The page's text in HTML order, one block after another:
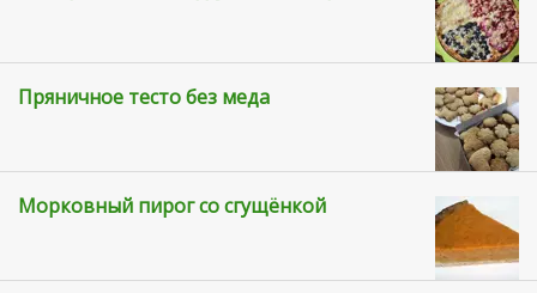
Пряничное тесто без меда
Морковный пирог со сгущёнкой